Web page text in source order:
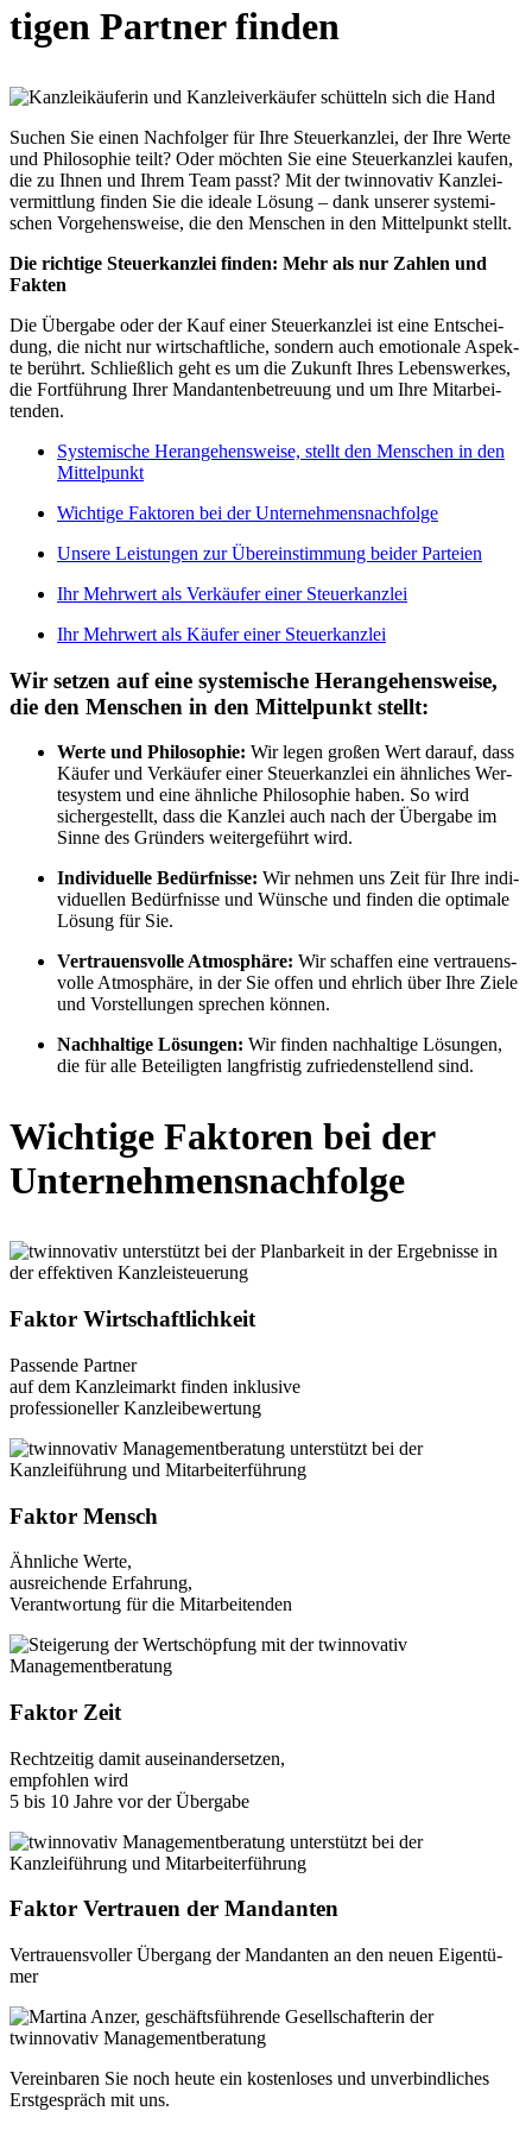
ti­gen Part­ner fin­den
Suchen Sie einen Nach­fol­ger für Ihre Steu­er­kanz­lei, der Ihre Wer­te
und Phi­lo­so­phie teilt? Oder möch­ten Sie eine Steu­er­kanz­lei kau­fen,
die zu Ihnen und Ihrem Team passt? Mit der twinno­va­tiv Kanz­lei­
ver­mitt­lung fin­den Sie die idea­le Lösung – dank unse­rer sys­te­mi­
schen Vor­ge­hens­wei­se, die den Men­schen in den Mit­tel­punkt stellt.
Die rich­ti­ge Steu­er­kanz­lei fin­den: Mehr als nur Zah­len und
Fak­ten
Die Über­ga­be oder der Kauf einer Steu­er­kanz­lei ist eine Ent­schei­
dung, die nicht nur wirt­schaft­li­che, son­dern auch emo­tio­na­le Aspek­
te berührt. Schließ­lich geht es um die Zukunft Ihres Lebens­wer­kes,
die Fort­füh­rung Ihrer Man­dan­ten­be­treu­ung und um Ihre Mit­ar­bei­
ten­den.
Sys­te­mi­sche Her­an­ge­hens­wei­se, stellt den Men­schen in den
Mit­tel­punkt
Wich­ti­ge Fak­to­ren bei der Unter­neh­mens­nach­fol­ge
Unse­re Leis­tun­gen zur Über­ein­stim­mung bei­der Par­tei­en
Ihr Mehr­wert als Ver­käu­fer einer Steu­er­kanz­lei
Ihr Mehr­wert als Käu­fer einer Steu­er­kanz­lei
Wir set­zen auf eine sys­te­mi­sche Her­an­ge­hens­wei­se,
die den Men­schen in den Mit­tel­punkt stellt:
Wer­te und Phi­lo­so­phie: Wir legen gro­ßen Wert dar­auf, dass
Käu­fer und Ver­käu­fer einer Steu­er­kanz­lei ein ähn­li­ches Wer­
te­sys­tem und eine ähn­li­che Phi­lo­so­phie haben. So wird
sicher­ge­stellt, dass die Kanz­lei auch nach der Über­ga­be im
Sin­ne des Grün­ders wei­ter­ge­führt wird.
Indi­vi­du­el­le Bedürf­nis­se: Wir neh­men uns Zeit für Ihre indi­
vi­du­el­len Bedürf­nis­se und Wün­sche und fin­den die opti­ma­le
Lösung für Sie.
Ver­trau­ens­vol­le Atmo­sphä­re: Wir schaf­fen eine ver­trau­ens­
vol­le Atmo­sphä­re, in der Sie offen und ehr­lich über Ihre Zie­le
und Vor­stel­lun­gen spre­chen kön­nen.
Nach­hal­ti­ge Lösun­gen: Wir fin­den nach­hal­ti­ge Lösun­gen,
die für alle Betei­lig­ten lang­fris­tig zufrie­den­stel­lend sind.
Wich­ti­ge Fak­to­ren bei der
Unter­neh­mens­nach­fol­ge
Faktor Wirtschaftlichkeit
Pas­sen­de Part­ner
auf dem Kanz­lei­markt fin­den inklu­si­ve
pro­fes­sio­nel­ler Kanz­lei­be­wer­tung
Faktor Mensch
Ähn­li­che Wer­te,
aus­rei­chen­de Erfah­rung,
Ver­ant­wor­tung für die Mit­ar­bei­ten­den
Faktor Zeit
Recht­zei­tig damit aus­ein­an­der­set­zen,
emp­foh­len wird
5 bis 10 Jah­re vor der Über­ga­be
Faktor Vertrauen der Mandanten
Ver­trau­ens­vol­ler Über­gang der Man­dan­ten an den neu­en Eigen­tü­
mer
Ver­ein­ba­ren Sie noch heu­te ein kos­ten­lo­ses und unver­bind­li­ches
Erst­ge­spräch mit uns.